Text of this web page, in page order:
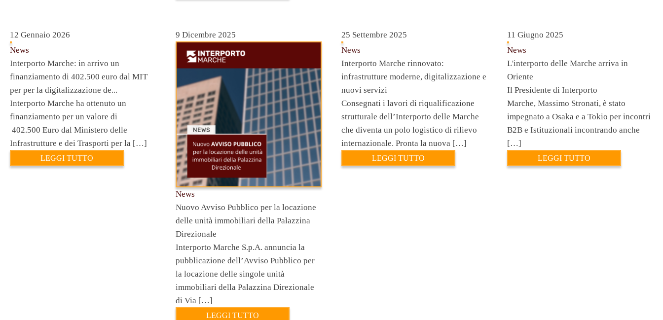
12 Gennaio 2026
News
Interporto Marche: in arrivo un
finanziamento di 402.500 euro dal MIT
per per la digitalizzazione de...
Interporto Marche ha ottenuto un
finanziamento per un valore di
402.500 Euro dal Ministero delle
Infrastrutture e dei Trasporti per la […]
LEGGI TUTTO
9 Dicembre 2025
News
Nuovo Avviso Pubblico per la locazione
delle unità immobiliari della Palazzina
Direzionale
Interporto Marche S.p.A. annuncia la
pubblicazione dell’Avviso Pubblico per
la locazione delle singole unità
immobiliari della Palazzina Direzionale
di Via […]
LEGGI TUTTO
25 Settembre 2025
News
Interporto Marche rinnovato:
infrastrutture moderne, digitalizzazione e
nuovi servizi
Consegnati i lavori di riqualificazione
strutturale dell’Interporto delle Marche
che diventa un polo logistico di rilievo
internazionale. Pronta la nuova […]
LEGGI TUTTO
11 Giugno 2025
News
L'interporto delle Marche arriva in
Oriente
Il Presidente di Interporto
Marche, Massimo Stronati, è stato
impegnato a Osaka e a Tokio per incontri
B2B e Istituzionali incontrando anche
[…]
LEGGI TUTTO